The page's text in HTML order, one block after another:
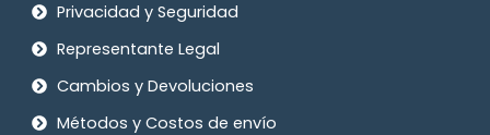
Privacidad y Seguridad
Representante Legal
Cambios y Devoluciones
Métodos y Costos de envío